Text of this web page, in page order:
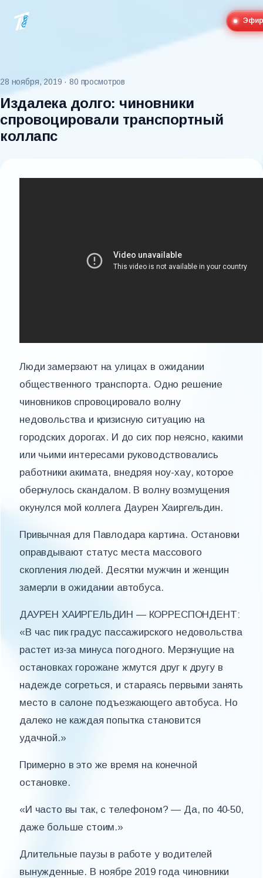
Эфир
28 ноября, 2019 · 80 просмотров
Издалека долго: чиновники
спровоцировали транспортный
коллапс
Люди замерзают на улицах в ожидании
общественного транспорта. Одно решение
чиновников спровоцировало волну
недовольства и кризисную ситуацию на
городских дорогах. И до сих пор неясно, какими
или чьими интересами руководствовались
работники акимата, внедряя ноу-хау, которое
обернулось скандалом. В волну возмущения
окунулся мой коллега Даурен Хаиргельдин.
Привычная для Павлодара картина. Остановки
оправдывают статус места массового
скопления людей. Десятки мужчин и женщин
замерли в ожидании автобуса.
ДАУРЕН ХАИРГЕЛЬДИН — КОРРЕСПОНДЕНТ:
«В час пик градус пассажирского недовольства
растет из-за минуса погодного. Мерзнущие на
остановках горожане жмутся друг к другу в
надежде согреться, и стараясь первыми занять
место в салоне подъезжающего автобуса. Но
далеко не каждая попытка становится
удачной.»
Примерно в это же время на конечной
остановке.
«И часто вы так, с телефоном? — Да, по 40-50,
даже больше стоим.»
Длительные паузы в работе у водителей
вынужденные. В ноябре 2019 года чиновники